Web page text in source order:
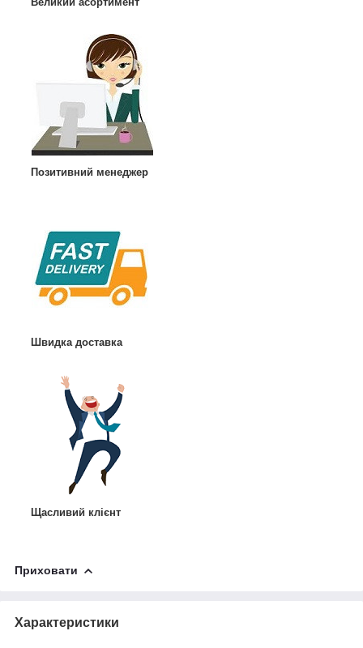
Позитивний менеджер
Швидка доставка
Щасливий клієнт
Приховати
Характеристики